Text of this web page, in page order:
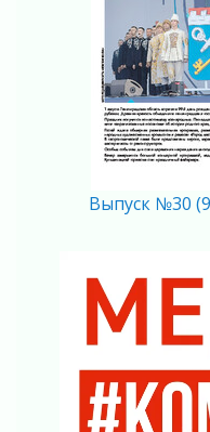
Полумрак бьёт по
04 августа 2026
Вниманию
04 августа 2026
Память, сталь и
04 августа 2026
Регион готовится
Никакого
Без риска для
04 августа 2026
Важная информация
04 августа 2026
Что делать со
04 августа 2026
Выпуск №30